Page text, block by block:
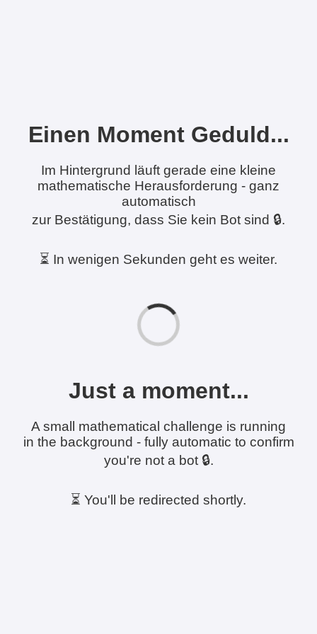
Einen Moment Geduld...
Im Hintergrund läuft gerade eine kleine
mathematische Herausforderung - ganz
automatisch
zur Bestätigung, dass Sie kein Bot sind 🔒.
⏳ In wenigen Sekunden geht es weiter.
Just a moment...
A small mathematical challenge is running
in the background - fully automatic to confirm
you're not a bot 🔒.
⏳ You'll be redirected shortly.